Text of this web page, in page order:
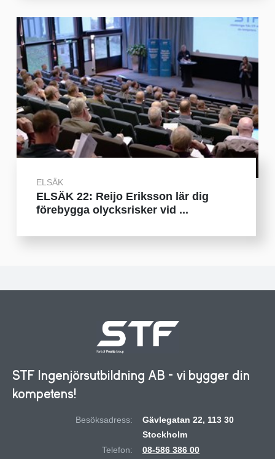
ELSÄK
ELSÄK 22: Reijo Eriksson lär dig
förebygga olycksrisker vid ...
STF Ingenjörsutbildning AB - vi bygger din
kompetens!
Besöksadress:
Gävlegatan 22, 113 30
Stockholm
Telefon:
08-586 386 00